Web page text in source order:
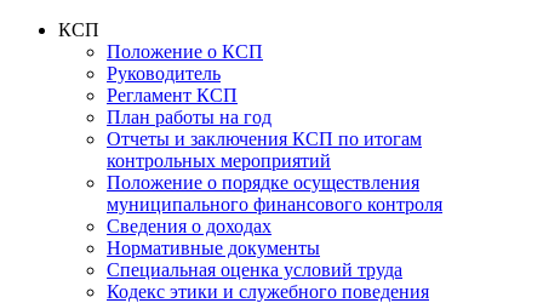
КСП
Положение о КСП
Руководитель
Регламент КСП
План работы на год
Отчеты и заключения КСП по итогам
контрольных мероприятий
Положение о порядке осуществления
муниципального финансового контроля
Сведения о доходах
Нормативные документы
Специальная оценка условий труда
Кодекс этики и служебного поведения